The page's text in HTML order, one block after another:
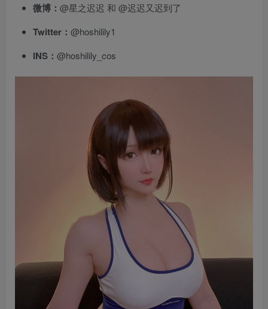
微博： @星之迟迟 和 @迟迟又迟到了
Twitter： @hoshilily1
INS： @hoshilily_cos